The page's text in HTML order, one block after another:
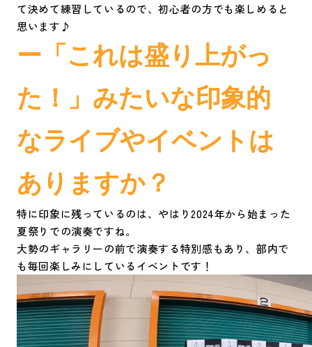
て決めて練習しているので、初心者の方でも楽しめると
思います♪
ー「これは盛り上がっ
た！」みたいな印象的
なライブやイベントは
ありますか？
特に印象に残っているのは、やはり2024年から始まった
夏祭りでの演奏ですね。
大勢のギャラリーの前で演奏する特別感もあり、部内で
も毎回楽しみにしているイベントです！